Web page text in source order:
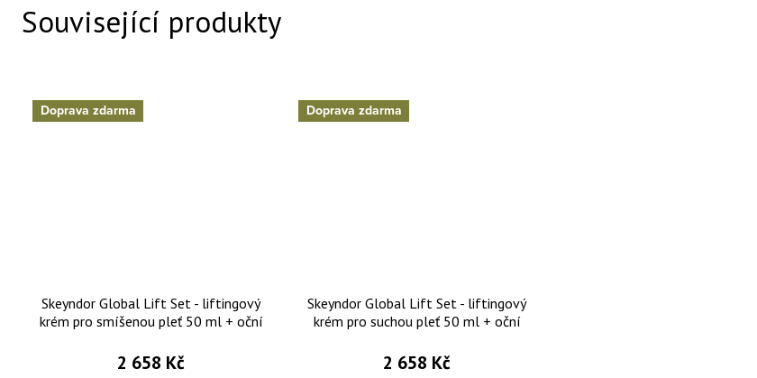
Související produkty
Doprava zdarma
Skeyndor Global Lift Set - liftingový
krém pro smíšenou pleť 50 ml + oční
2 658 Kč
Doprava zdarma
Skeyndor Global Lift Set - liftingový
krém pro suchou pleť 50 ml + oční
2 658 Kč